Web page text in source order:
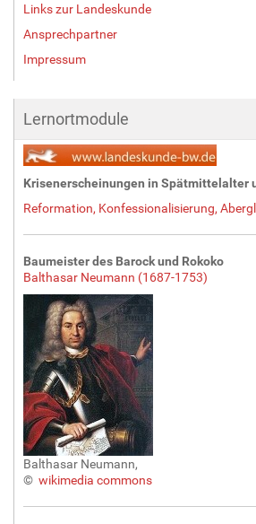
Links zur Landeskunde
Ansprechpartner
Impressum
Lernortmodule
Krisenerscheinungen in Spätmittelalter
Reformation, Konfessionalisierung,
Baumeister des Barock und Rokoko
Balthasar Neumann (1687-1753)
Balthasar Neumann,
© wikimedia commons